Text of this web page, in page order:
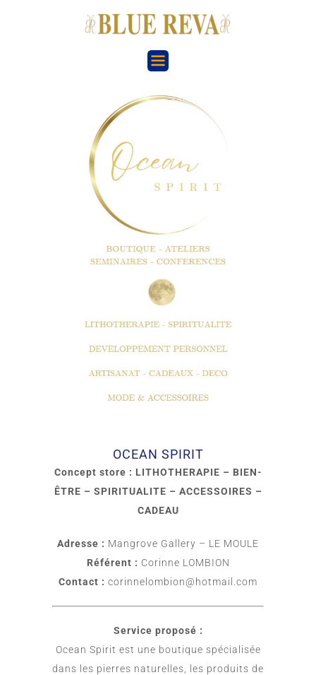
OCEAN SPIRIT
Concept store : LITHOTHERAPIE – BIEN-
ÊTRE – SPIRITUALITE – ACCESSOIRES –
CADEAU
Adresse : Mangrove Gallery – LE MOULE
Référent : Corinne LOMBION
Contact : corinnelombion@hotmail.com
Service proposé :
Ocean Spirit est une boutique spécialisée
dans les pierres naturelles, les produits de